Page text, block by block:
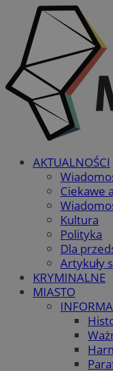
AKTUALNOŚCI
Ciekawe
Kultura
Polityka
Dla
Artykuły
KRYMINALNE
MIASTO